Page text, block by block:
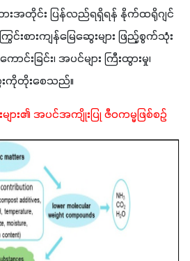
ထားအတိုင်း ပြန်လည်ရရှိရန် နိုက်ထရိုဂျင်
းစားကျန်မြေဆွေးများ ဖြည့်စွက်သုံး
င်းခြင်း၊ အပင်များ ကြီးထွားမှု၊
တိုးစေသည်။
များ၏ အပင်အကျိုးပြု ဇီဝကမ္မဖြစ်စဥ်